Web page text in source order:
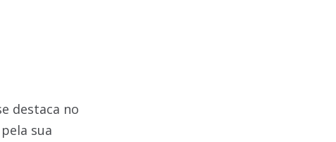
destaca no
sua